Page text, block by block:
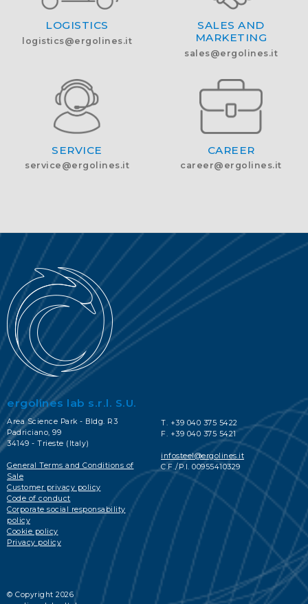
LOGISTICS
logistics@ergolines.it
SALES AND
MARKETING
sales@ergolines.it
SERVICE
service@ergolines.it
CAREER
career@ergolines.it
ergolines lab s.r.l. S.U.
Area Science Park - Bldg. R3
Padriciano, 99
34149 - Trieste (Italy)
General Terms and Conditions of
Sale
Customer privacy policy
Code of conduct
Corporate social responsability
policy
Cookie policy
Privacy policy
T. +39 040 375 5422
F. +39 040 375 5421
infosteel@ergolines.it
C.F./P.I. 00955410329
© Copyright 2026